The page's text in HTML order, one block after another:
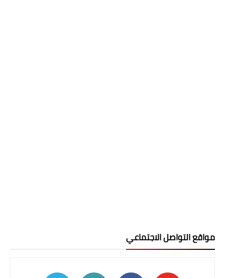
مواقع التواصل الاجتماعي